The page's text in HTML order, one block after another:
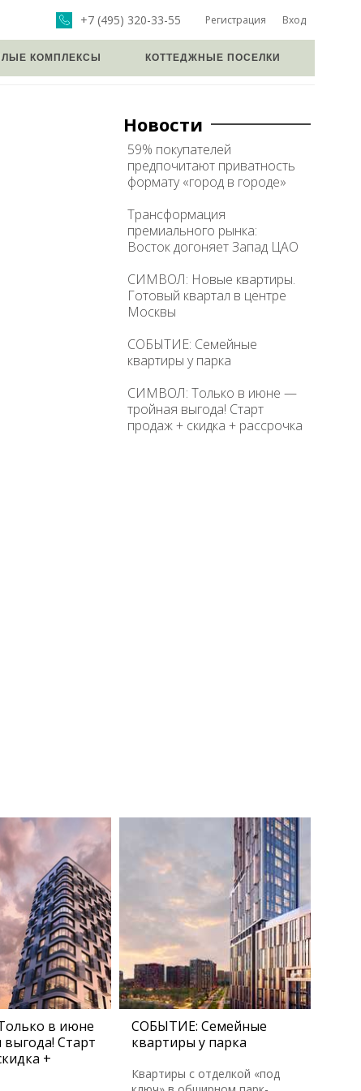
Регистрация Вход
+7 (495) 320-33-55
КОМПЛЕКСЫ КОТТЕДЖНЫЕ ПОСЕЛКИ
Новости
59% покупателей
предпочитают приватность
формату «город в городе»
Трансформация
премиального рынка:
Восток догоняет Запад ЦАО
СИМВОЛ: Новые квартиры.
Готовый квартал в центре
Москвы
СОБЫТИЕ: Семейные
квартиры у парка
СИМВОЛ: Только в июне —
тройная выгода! Старт
продаж + скидка + рассрочка
в июне
Старт
+
СОБЫТИЕ: Семейные
квартиры у парка
Квартиры с отделкой «под